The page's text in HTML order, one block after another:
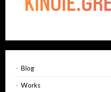
Blog
Works